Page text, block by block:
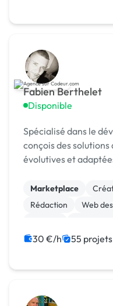
Fabien Berthelet
Disponible
Spécialisé dans le
conçois des
évolutives et
Marketplace
Rédaction
Web
30 €/h 55